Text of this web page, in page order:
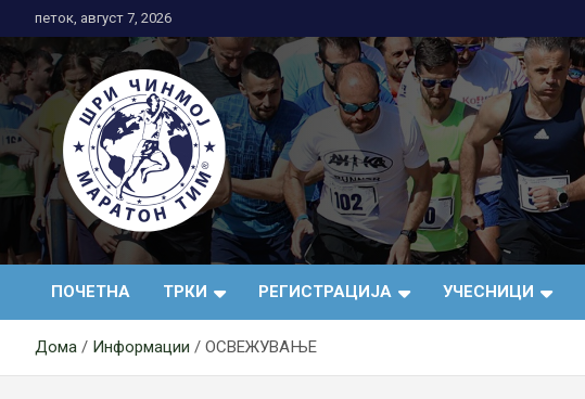
to
content
петок, август 7, 2026
АК Шри Чинмој – Шри
Чинмој Маратон
Тим®
ПОЧЕТНА ТРКИ РЕГИСТРАЦИЈА УЧЕСНИЦИ
Дома Информации ОСВЕЖУВАЊЕ